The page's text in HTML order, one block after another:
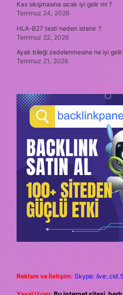
Kas sıkışmasına sıcak iyi gelir mi ?
Temmuz 24, 2026
HLA-B27 testi neden istenir ?
Temmuz 22, 2026
Ayak bileği zedelenmesine ne iyi gelir
Temmuz 21, 2026
Reklam ve İletişim: Skype: